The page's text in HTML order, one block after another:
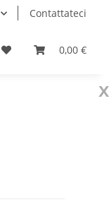
Contattateci
0,00 €
x